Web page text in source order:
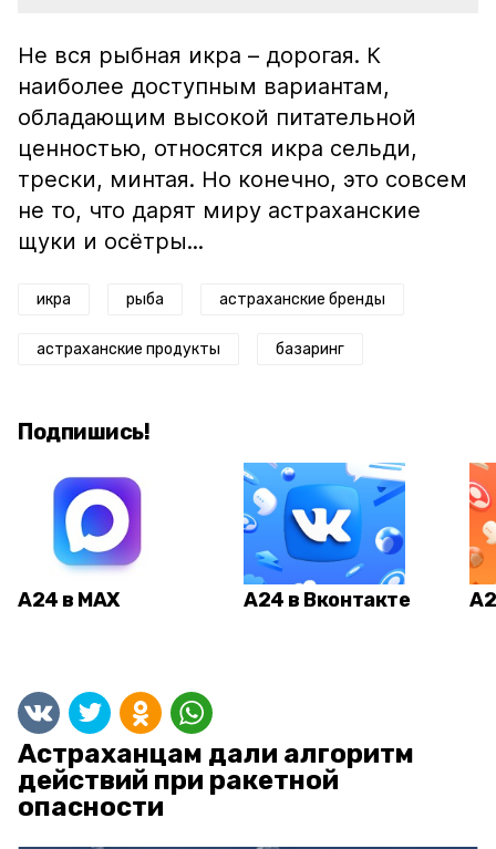
Не вся рыбная икра – дорогая. К
наиболее доступным вариантам,
обладающим высокой питательной
ценностью, относятся икра сельди,
трески, минтая. Но конечно, это совсем
не то, что дарят миру астраханские
щуки и осётры...
икра рыба астраханские бренды
астраханские продукты базаринг
Подпишись!
А24 в MAX А24 в Вконтакте
Астраханцам дали алгоритм
действий при ракетной
опасности